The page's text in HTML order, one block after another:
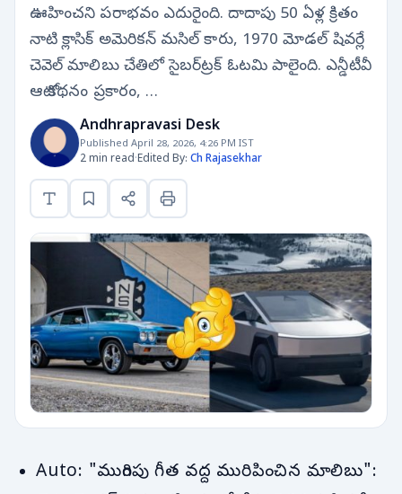
ఊహించని పరాభవం ఎదురైంది. దాదాపు 50 ఏళ్ల క్రితం
నాటి క్లాసిక్ అమెరికన్ మసిల్ కారు, 1970 మోడల్ షివర్లే
చెవెల్ మాలిబు చేతిలో సైబర్‌ట్రక్ ఓటమి పాలైంది. ఎన్డీటీవీ
ఆటో కథనం ప్రకారం, …
Andhrapravasi Desk
Published April 28, 2026, 4:26 PM IST
2 min read·Edited By: Ch Rajasekhar
Auto: "ముగింపు గీత వద్ద మురిపించిన మాలిబు":